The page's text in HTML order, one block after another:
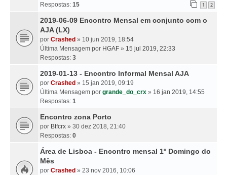
Respostas: 15 1 2
2019-06-09 Encontro Mensal em conjunto com o
AJA (LX)
por Crashed » 10 jun 2019, 18:54
Última Mensagem por HGAF » 15 jul 2019, 22:33
Respostas: 3
2019-01-13 - Encontro Informal Mensal AJA
por Crashed » 15 jan 2019, 09:19
Última Mensagem por grande_do_crx » 16 jan 2019, 14:55
Respostas: 1
Encontro zona Porto
por Btfcrx » 30 dez 2018, 21:40
Respostas: 0
Área de Lisboa - Encontro mensal 1º Domingo do
Mês
por Crashed » 23 nov 2016, 10:06